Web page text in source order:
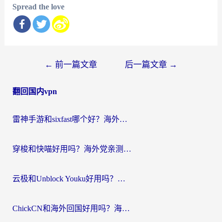
Spread the love
导
← 前一篇文章 后一篇文章 →
翻回国内vpn
雷神手游和sixfast哪个好？海外党亲测3款回国加速器，教你选对不踩坑
穿梭和快喵好用吗？海外党亲测：小众加速器对比+番茄加速器深度体验
云极和Unblock Youku好用吗？海外党亲测+2026回国加速器避坑指南
ChickCN和海外回国好用吗？海外党2026亲测：从手游到影音，选对加速器的3个关键